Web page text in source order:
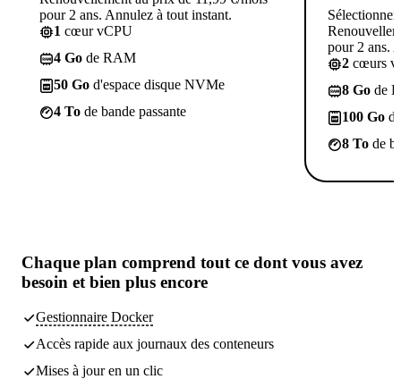
pour 2 ans. Annulez à tout instant.
1 cœur vCPU
4 Go de RAM
50 Go d'espace disque NVMe
4 To de bande passante
Sélectionner
pour 2 ans.
2 cœurs
8 Go de
100 Go
8 To de
Chaque plan comprend tout ce dont vous avez
besoin et bien plus encore
Gestionnaire Docker
Accès rapide aux journaux des conteneurs
Mises à jour en un clic